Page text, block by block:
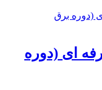
ای (دوره